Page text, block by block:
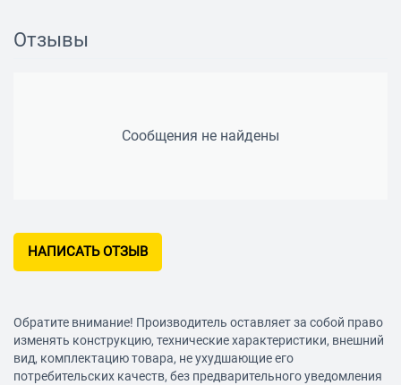
Отзывы
Сообщения не найдены
НАПИСАТЬ ОТЗЫВ
Обратите внимание! Производитель оставляет за собой право
изменять конструкцию, технические характеристики, внешний
вид, комплектацию товара, не ухудшающие его
потребительских качеств, без предварительного уведомления